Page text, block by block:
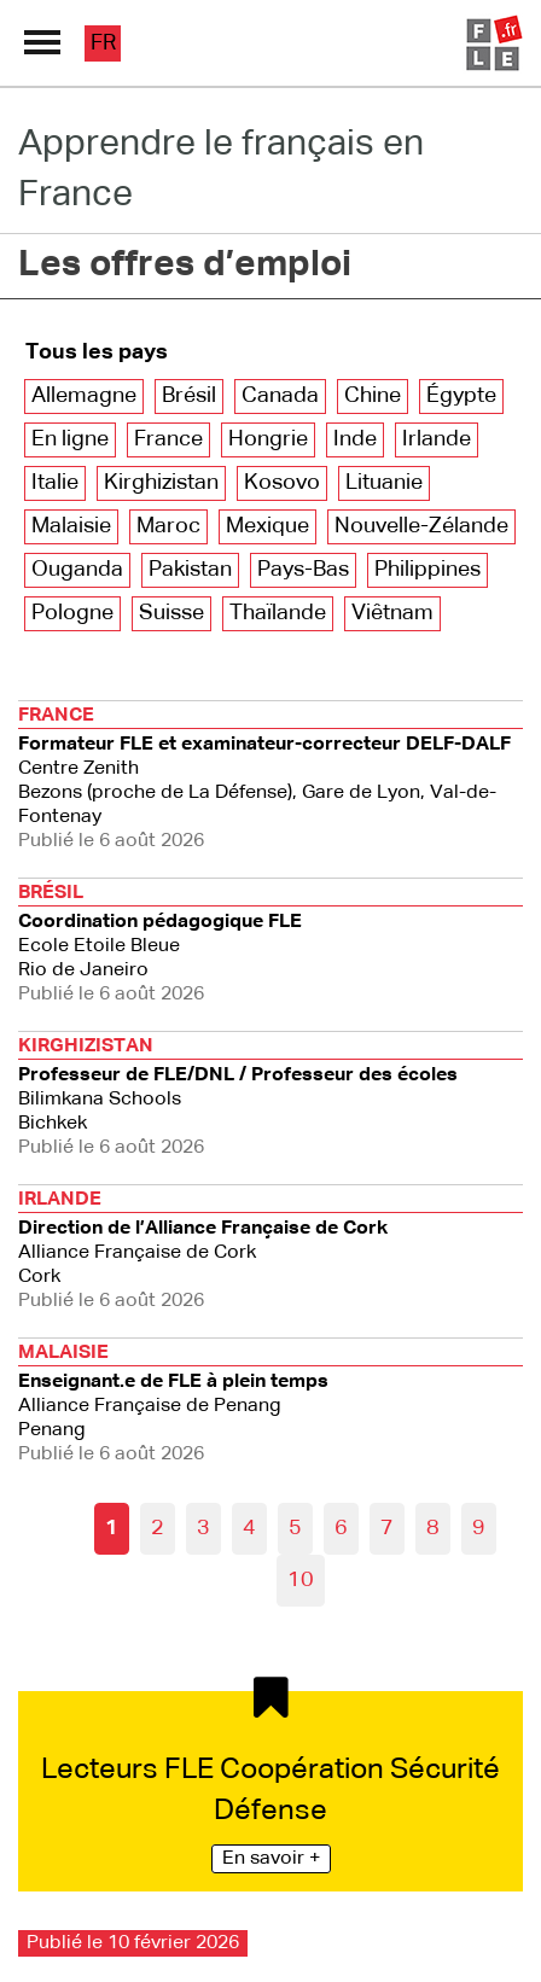
Grand Répertoire
Immersion France
Le français en ligne
FR
Apprendre le français en
France
Les offres d’emploi
Tous les pays
Allemagne
Brésil Canada Chine
Égypte
En ligne
France Hongrie Inde
Irlande
Italie
Kirghizistan Kosovo
Lituanie
Malaisie
Maroc Mexique
Nouvelle-Zélande
Ouganda
Pakistan Pays-Bas
Philippines
Pologne
Suisse Thaïlande Viêtnam
FRANCE
Formateur FLE et examinateur-correcteur DELF-DALF
Centre Zenith
Bezons (proche de La Défense), Gare de Lyon, Val-de-
Fontenay
Publié le 6 août 2026
BRÉSIL
Coordination pédagogique FLE
Ecole Etoile Bleue
Rio de Janeiro
Publié le 6 août 2026
KIRGHIZISTAN
Professeur de FLE/DNL / Professeur des écoles
Bilimkana Schools
Bichkek
Publié le 6 août 2026
IRLANDE
Direction de l’Alliance Française de Cork
Alliance Française de Cork
Cork
Publié le 6 août 2026
MALAISIE
Enseignant.e de FLE à plein temps
Alliance Française de Penang
Penang
Publié le 6 août 2026
1 2 3 4 5 6 7 8 9
10
Lecteurs FLE Coopération Sécurité
Défense
En savoir +
Publié le 10 février 2026